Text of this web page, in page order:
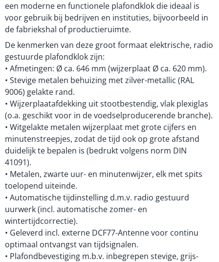
een moderne en functionele plafondklok die ideaal is
voor gebruik bij bedrijven en instituties, bijvoorbeeld in
de fabriekshal of productieruimte.
De kenmerken van deze groot formaat elektrische, radio
gestuurde plafondklok zijn:
• Afmetingen: Ø ca. 646 mm (wijzerplaat Ø ca. 620 mm).
• Stevige metalen behuizing met zilver-metallic (RAL
9006) gelakte rand.
• Wijzerplaatafdekking uit stootbestendig, vlak plexiglas
(o.a. geschikt voor in de voedselproducerende branche).
• Witgelakte metalen wijzerplaat met grote cijfers en
minutenstreepjes, zodat de tijd ook op grote afstand
duidelijk te bepalen is (bedrukt volgens norm DIN
41091).
• Metalen, zwarte uur- en minutenwijzer, elk met spits
toelopend uiteinde.
• Automatische tijdinstelling d.m.v. radio gestuurd
uurwerk (incl. automatische zomer- en
wintertijdcorrectie).
• Geleverd incl. externe DCF77-Antenne voor continu
optimaal ontvangst van tijdsignalen.
• Plafondbevestiging m.b.v. inbegrepen stevige, grijs-